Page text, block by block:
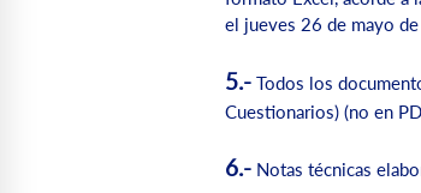
el jueves 26 de mayo
5.- Todos los
Cuestionarios) (no en
6.- Notas técnicas